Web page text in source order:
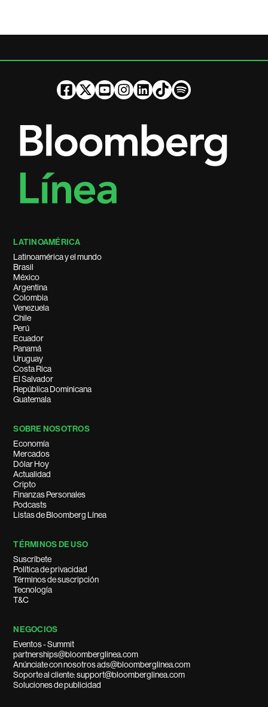
LATINOAMÉRICA
Latinoamérica y el mundo
Brasil
México
Argentina
Colombia
Venezuela
Chile
Perú
Ecuador
Panamá
Uruguay
Costa Rica
El Salvador
República Dominicana
Guatemala
SOBRE NOSOTROS
Economía
Mercados
Dólar Hoy
Actualidad
Cripto
Finanzas Personales
Podcasts
Listas de Bloomberg Línea
TÉRMINOS DE USO
Suscríbete
Política de privacidad
Términos de suscripción
Tecnología
T&C
NEGOCIOS
Eventos - Summit
partnerships@bloomberglinea.com
Anúnciate con nosotros ads@bloomberglinea.com
Soporte al cliente: support@bloomberglinea.com
Soluciones de publicidad